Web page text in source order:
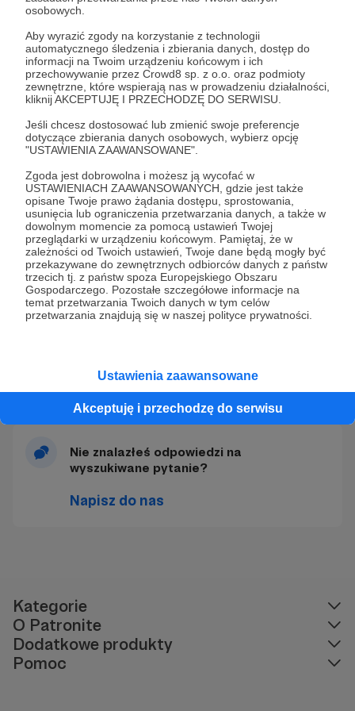
osobowych.
Aby wyrazić zgody na korzystanie z technologii
automatycznego śledzenia i zbierania danych, dostęp do
informacji na Twoim urządzeniu końcowym i ich
przechowywanie przez Crowd8 sp. z o.o. oraz podmioty
zewnętrzne, które wspierają nas w prowadzeniu działalności,
kliknij AKCEPTUJĘ I PRZECHODZĘ DO SERWISU.
Jeśli chcesz dostosować lub zmienić swoje preferencje
dotyczące zbierania danych osobowych, wybierz opcję
"USTAWIENIA ZAAWANSOWANE".
Zgoda jest dobrowolna i możesz ją wycofać w
USTAWIENIACH ZAAWANSOWANYCH, gdzie jest także
opisane Twoje prawo żądania dostępu, sprostowania,
usunięcia lub ograniczenia przetwarzania danych, a także w
dowolnym momencie za pomocą ustawień Twojej
przeglądarki w urządzeniu końcowym. Pamiętaj, że w
zależności od Twoich ustawień, Twoje dane będą mogły być
przekazywane do zewnętrznych odbiorców danych z państw
trzecich tj. z państw spoza Europejskiego Obszaru
Gospodarczego. Pozostałe szczegółowe informacje na
temat przetwarzania Twoich danych w tym celów
przetwarzania znajdują się w naszej polityce prywatności.
Ustawienia zaawansowane
Akceptuję i przechodzę do serwisu
By zmienić adres mailowy, przypisany do
Twojego profilu, skorzystaj z tej instrukcji:
Jak zmienić adres mailowy przypisany do
konta?
Zobacz również
Jak działa program poleceń?
W jaki sposób mogę napisać do Autora?
Jak wyłączyć anonimowy patronat?
Nie mam dostępu do adresu mailowego,
który jest przypisany do konta - jak go
kontem Discord
Nie znalazłeś odpowiedzi na
wyszukiwane pytanie?
Napisz do nas
Kategorie
O Patronite
Dodatkowe produkty
Pomoc